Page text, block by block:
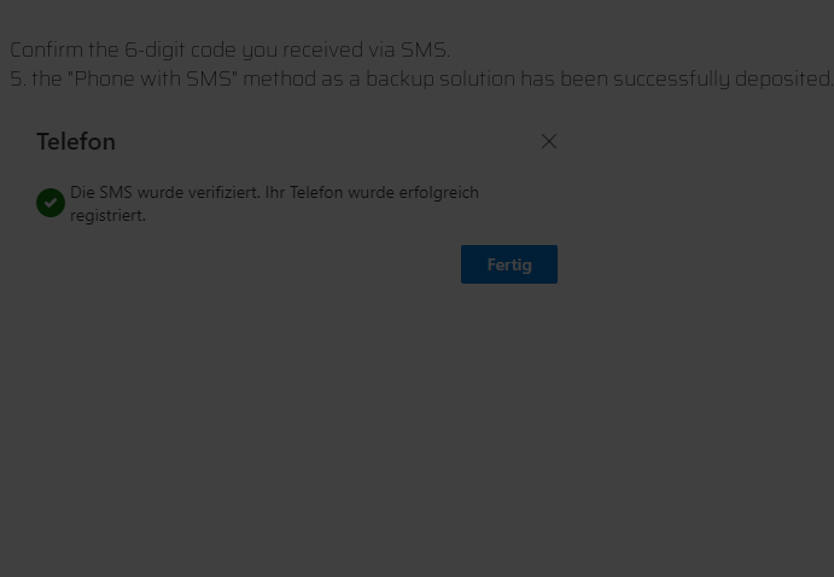
Confirm the 6-digit code you received via SMS.
5. the "Phone with SMS" method as a backup solution has been successfully deposited.